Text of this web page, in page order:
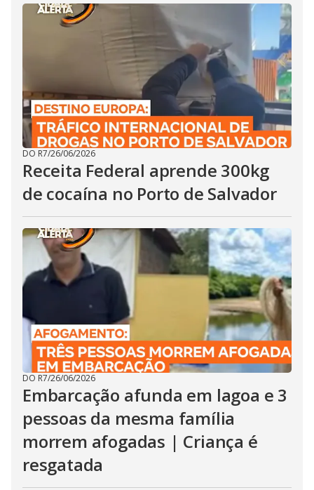
DO R7/26/06/2026
Receita Federal aprende 300kg
de cocaína no Porto de Salvador
DO R7/26/06/2026
Embarcação afunda em lagoa e 3
pessoas da mesma família
morrem afogadas | Criança é
resgatada